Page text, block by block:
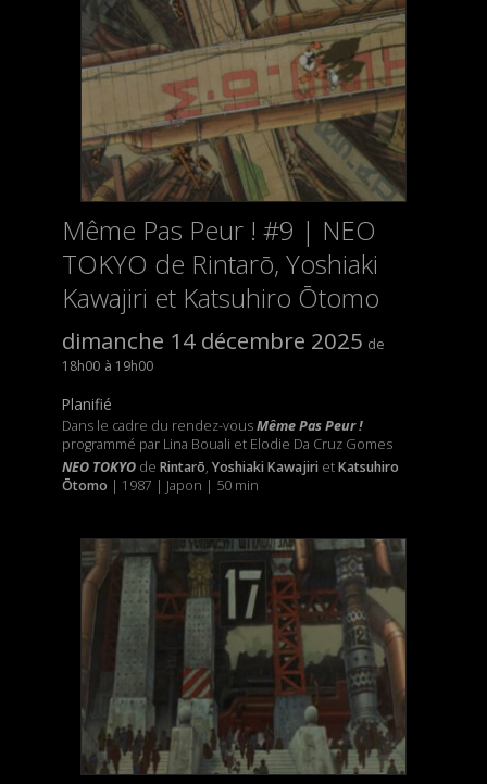
Même Pas Peur ! #9 | NEO
TOKYO de Rintarō, Yoshiaki
Kawajiri et Katsuhiro Ōtomo
dimanche 14 décembre 2025
18h00 19h00
Planifié
Dans le cadre du rendez-vousMême Pas Peur !
programmé par Lina Bouali et Elodie Da Cruz Gomes
NEO TOKYO de Rintarō, Yoshiaki Kawajiri etKatsuhiro
Ōtomo | 1987 | Japon | 50 min